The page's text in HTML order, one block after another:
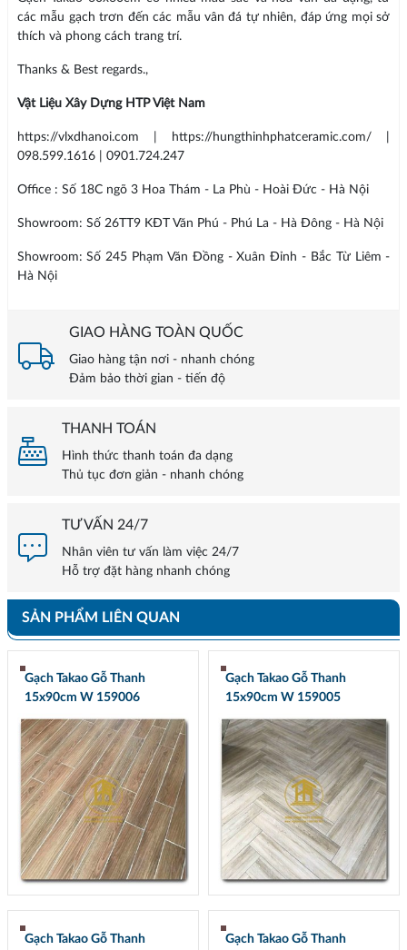
các mẫu gạch trơn đến các mẫu vân đá tự nhiên, đáp ứng mọi sở
thích và phong cách trang trí.
Thanks & Best regards.,
Vật Liệu Xây Dựng HTP Việt Nam
https://vlxdhanoi.com | https://hungthinhphatceramic.com/ |
098.599.1616 | 0901.724.247
Office : Số 18C ngõ 3 Hoa Thám - La Phù - Hoài Đức - Hà Nội
Showroom: Số 26TT9 KĐT Văn Phú - Phú La - Hà Đông - Hà Nội
Showroom: Số 245 Phạm Văn Đồng - Xuân Đỉnh - Bắc Từ Liêm -
Hà Nội
GIAO HÀNG TOÀN QUỐC
Giao hàng tận nơi - nhanh chóng
Đảm bảo thời gian - tiến độ
THANH TOÁN
Hình thức thanh toán đa dạng
Thủ tục đơn giản - nhanh chóng
TƯ VẤN 24/7
Nhân viên tư vấn làm việc 24/7
Hỗ trợ đặt hàng nhanh chóng
SẢN PHẨM LIÊN QUAN
Gạch Takao Gỗ Thanh
15x90cm W 159006
Gạch Takao Gỗ Thanh
15x90cm W 159005
Gạch Takao Gỗ Thanh
Gạch Takao Gỗ Thanh